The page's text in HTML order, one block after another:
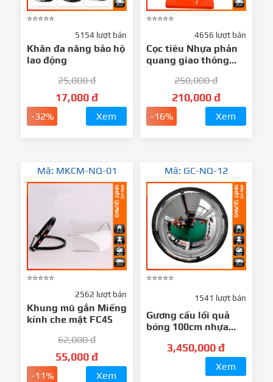
⭐⭐⭐⭐⭐
5154 lượt bán
Khăn đa năng bảo hộ
lao động
25,000 đ
17,000 đ
-32% Xem
⭐⭐⭐⭐⭐
4656 lượt bán
Cọc tiêu Nhựa phản
quang giao thông
Nhật Quang
250,000 đ
210,000 đ
-16% Xem
Mã: MKCM-NQ-01
⭐⭐⭐⭐⭐
2562 lượt bán
Khung mũ gắn Miếng
kính che mặt FC45
62,000 đ
55,000 đ
-11% Xem
Mã: GC-NQ-12
⭐⭐⭐⭐⭐
1541 lượt bán
Gương cầu lồi quả
bóng 100cm nhựa
3,450,000 đ
Xem